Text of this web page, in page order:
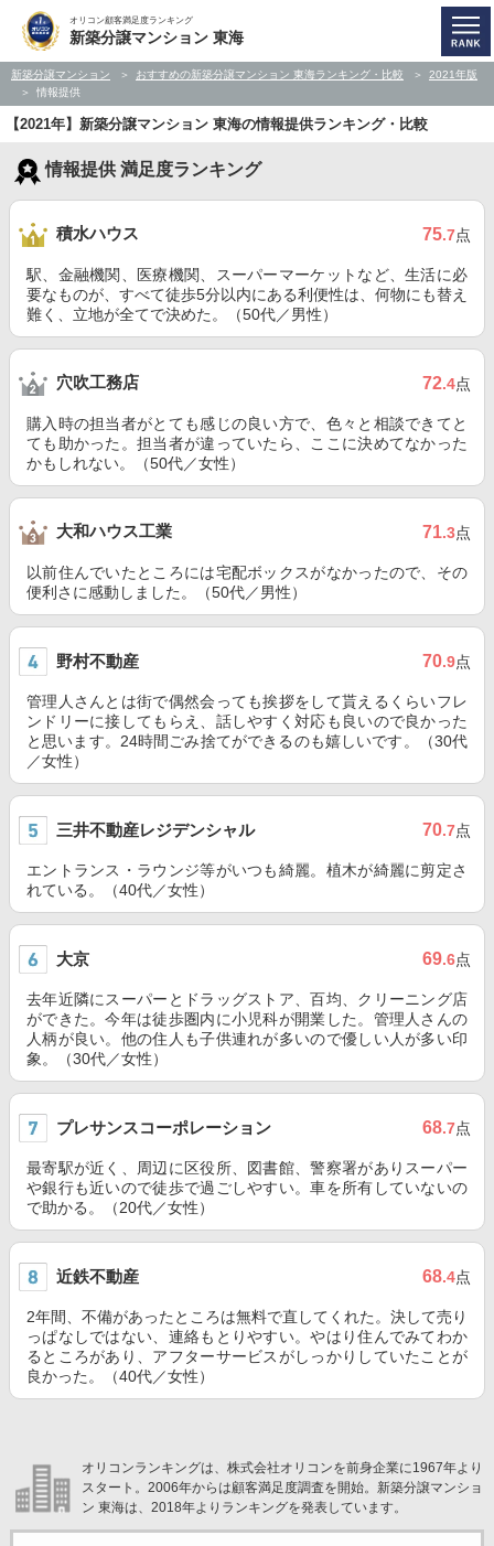
オリコン顧客満足度ランキング
新築分譲マンション 東海
新築分譲マンション おすすめの新築分譲マンション 東海ランキング・比較
2021年版
情報提供
【2021年】新築分譲マンション 東海の情報提供ランキング・比較
情報提供 満足度ランキング
積水ハウス 75.7点
駅、金融機関、医療機関、スーパーマーケットなど、生活に必
要なものが、すべて徒歩5分以内にある利便性は、何物にも替え
難く、立地が全てで決めた。（50代／男性）
穴吹工務店 72.4点
購入時の担当者がとても感じの良い方で、色々と相談できてと
ても助かった。担当者が違っていたら、ここに決めてなかった
かもしれない。（50代／女性）
大和ハウス工業 71.3点
以前住んでいたところには宅配ボックスがなかったので、その
便利さに感動しました。（50代／男性）
野村不動産 70.9点
管理人さんとは街で偶然会っても挨拶をして貰えるくらいフレ
ンドリーに接してもらえ、話しやすく対応も良いので良かった
と思います。24時間ごみ捨てができるのも嬉しいです。（30代
／女性）
三井不動産レジデンシャル 70.7点
エントランス・ラウンジ等がいつも綺麗。植木が綺麗に剪定さ
れている。（40代／女性）
大京 69.6点
去年近隣にスーパーとドラッグストア、百均、クリーニング店
ができた。今年は徒歩圏内に小児科が開業した。管理人さんの
人柄が良い。他の住人も子供連れが多いので優しい人が多い印
象。（30代／女性）
プレサンスコーポレーション 68.7点
最寄駅が近く、周辺に区役所、図書館、警察署がありスーパー
や銀行も近いので徒歩で過ごしやすい。車を所有していないの
で助かる。（20代／女性）
近鉄不動産 68.4点
2年間、不備があったところは無料で直してくれた。決して売り
っぱなしではない、連絡もとりやすい。やはり住んでみてわか
るところがあり、アフターサービスがしっかりしていたことが
良かった。（40代／女性）
オリコンランキングは、株式会社オリコンを前身企業に1967年より
スタート。2006年からは顧客満足度調査を開始。新築分譲マンショ
ン 東海は、2018年よりランキングを発表しています。